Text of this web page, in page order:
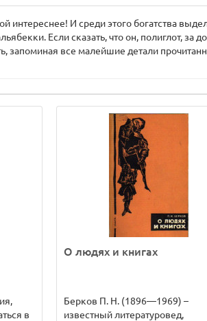
И среди этого богатства
Если сказать, что он, полиглот, за
все малейшие детали
в
О людях и книгах
Берков П. Н. (1896—1969) –
известный литературовед,